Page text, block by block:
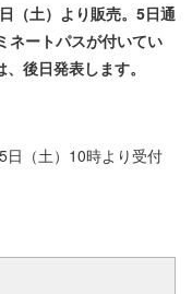
（土）より販売。5日通
ネートパスが付いてい
後日発表します。
日（土）10時より受付